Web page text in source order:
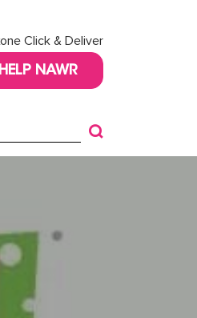
Click & Deliver
NAWR